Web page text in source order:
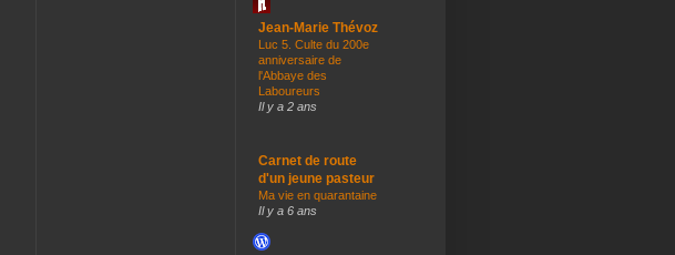
Jean-Marie Thévoz
Luc 5. Culte du 200e
anniversaire de
l'Abbaye des
Laboureurs
Il y a 2 ans
Carnet de route
d'un jeune pasteur
Ma vie en quarantaine
Il y a 6 ans